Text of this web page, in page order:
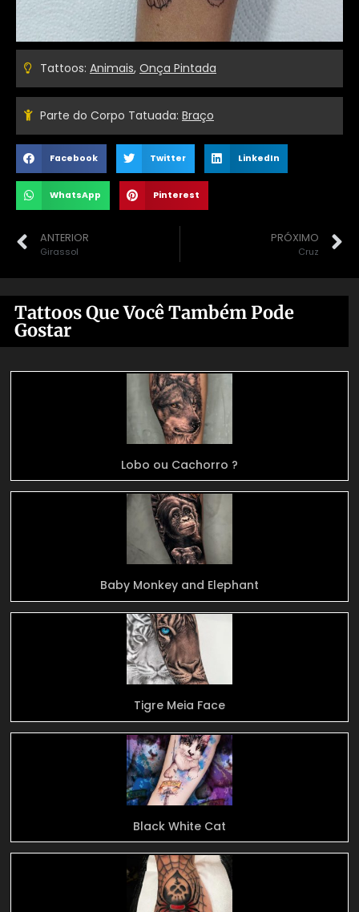
Tattoos: Animais, Onça Pintada
Parte do Corpo Tatuada: Braço
Facebook Twitter LinkedIn
WhatsApp Pinterest
ANTERIOR
Girassol
PRÓXIMO
Cruz
Tattoos Que Você Também Pode
Gostar
Lobo ou Cachorro ?
Baby Monkey and Elephant
Tigre Meia Face
Black White Cat